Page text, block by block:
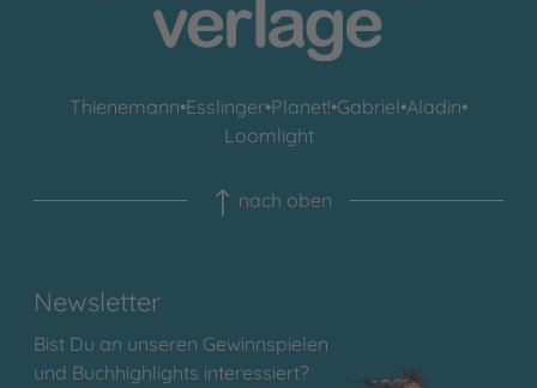
Thienemann•Esslinger•Planet!•Gabriel•Aladin•
Loomlight
nach oben
Newsletter
Bist Du an unseren Gewinnspielen
und Buchhighlights interessiert?